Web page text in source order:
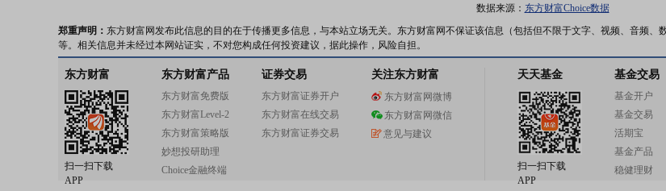
数据来源： 东方财富Choice数据
郑重声明： 东方财富网发布此信息的目的在于传播更多信息，与本站立场无关。东方财富网不保证该信息（包括但不限于文字、视频、音频
等。相关信息并未经过本网站证实，不对您构成任何投资建议，据此操作，风险自担。